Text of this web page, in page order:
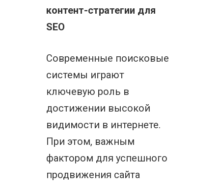
контент-стратегии для
SEO
Современные поисковые
системы играют
ключевую роль в
достижении высокой
видимости в интернете.
При этом, важным
фактором для успешного
продвижения сайта